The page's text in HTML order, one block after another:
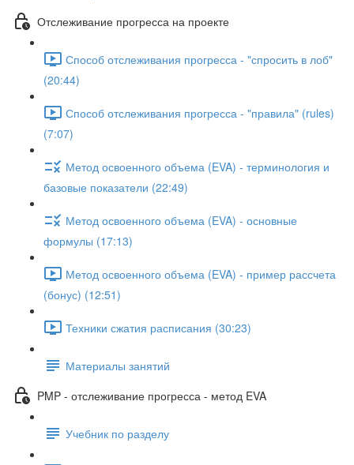
Отслеживание прогресса на проекте
Способ отслеживания прогресса - "спросить в лоб"
(20:44)
Способ отслеживания прогресса - "правила" (rules)
(7:07)
Метод освоенного объема (EVA) - терминология и
базовые показатели (22:49)
Метод освоенного объема (EVA) - основные
формулы (17:13)
Метод освоенного объема (EVA) - пример рассчета
(бонус) (12:51)
Техники сжатия расписания (30:23)
Материалы занятий
PMP - отслеживание прогресса - метод EVA
Учебник по разделу